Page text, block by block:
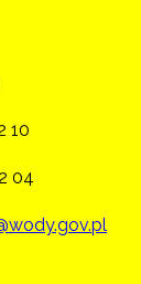
10
04